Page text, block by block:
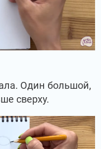
Один большой,
сверху.